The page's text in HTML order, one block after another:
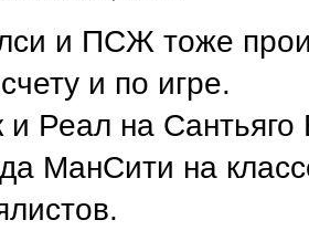
и ПСЖ тоже
и по игре.
и Реал на Сантьяго
МанСити на